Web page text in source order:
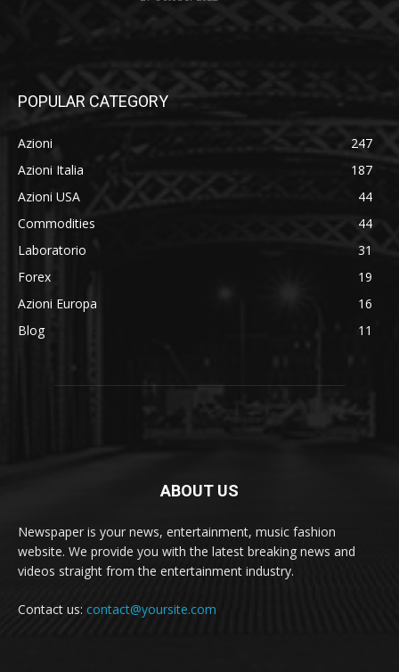
POPULAR CATEGORY
Azioni
247
Azioni Italia
187
Azioni USA
44
Commodities
44
Laboratorio
31
Forex
19
Azioni Europa
16
Blog
11
ABOUT US
Newspaper is your news, entertainment, music fashion
website. We provide you with the latest breaking news and
videos straight from the entertainment industry.
Contact us: contact@yoursite.com